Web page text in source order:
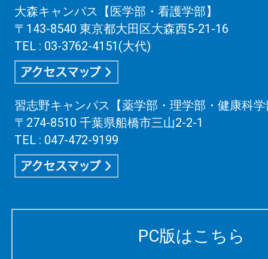
大森キャンパス【医学部・看護学部】
〒143-8540 東京都大田区大森西5-21-16
TEL : 03-3762-4151(大代)
習志野キャンパス【薬学部・理学部・健康科
〒274-8510 千葉県船橋市三山2-2-1
TEL : 047-472-9199
PC版はこちら